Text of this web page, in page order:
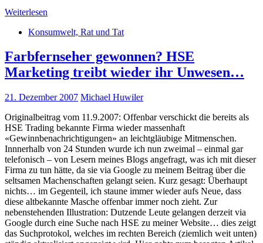
Weiterlesen
Konsumwelt, Rat und Tat
Farbfernseher gewonnen? HSE
Marketing treibt wieder ihr Unwesen…
21. Dezember 2007 Michael Huwiler
Originalbeitrag vom 11.9.2007: Offenbar verschickt die bereits als
HSE Trading bekannte Firma wieder massenhaft
«Gewinnbenachrichtigungen» an leichtgläubige Mitmenschen.
Innnerhalb von 24 Stunden wurde ich nun zweimal – einmal gar
telefonisch – von Lesern meines Blogs angefragt, was ich mit dieser
Firma zu tun hätte, da sie via Google zu meinem Beitrag über die
seltsamen Machenschaften gelangt seien. Kurz gesagt: Überhaupt
nichts… im Gegenteil, ich staune immer wieder aufs Neue, dass
diese altbekannte Masche offenbar immer noch zieht. Zur
nebenstehenden Illustration: Dutzende Leute gelangen derzeit via
Google durch eine Suche nach HSE zu meiner Website… dies zeigt
das Suchprotokol, welches im rechten Bereich (ziemlich weit unten)